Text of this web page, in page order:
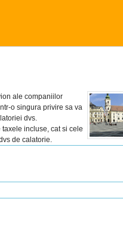
ale companiilor
o singura privire sa va
dvs.
incluse, cat si cele
de calatorie.